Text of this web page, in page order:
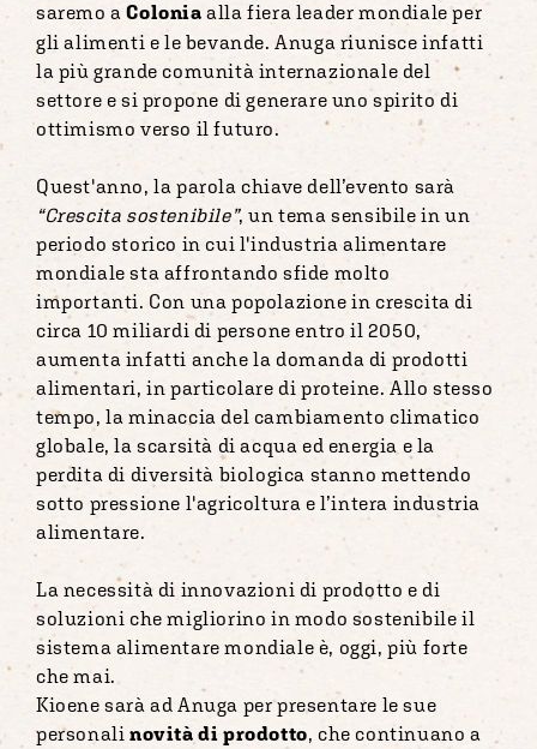
saremo aColonia alla fiera leader mondiale per
gli alimenti e le bevande. Anuga riunisce infatti
la più grande comunità internazionale del
settore e si propone di generare uno spirito di
ottimismo verso il futuro.
Quest'anno, la parola chiave dell’evento sarà
“Crescita sostenibile”, un tema sensibile in un
periodo storico in cui l'industria alimentare
mondiale sta affrontando sfide molto
importanti. Con una popolazione in crescita di
circa 10 miliardi di persone entro il 2050,
aumenta infatti anche la domanda di prodotti
alimentari, in particolare di proteine. Allo stesso
tempo, la minaccia del cambiamento climatico
globale, la scarsità di acqua ed energia e la
perdita di diversità biologica stanno mettendo
sotto pressione l'agricoltura e l’intera industria
alimentare.
La necessità di innovazioni di prodotto e di
soluzioni che migliorino in modo sostenibile il
sistema alimentare mondiale è, oggi, più forte
che mai.
Kioene sarà ad Anuga per presentare le sue
personali novità di prodotto, che continuano a